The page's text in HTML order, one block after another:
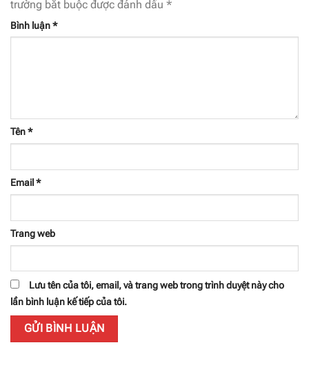
trường bắt buộc được đánh dấu *
Bình luận*
Tên*
Email *
Trang web
Lưu tên của tôi, email, và trang web trong trình duyệt này cho
lần bình luận kế tiếp của tôi.